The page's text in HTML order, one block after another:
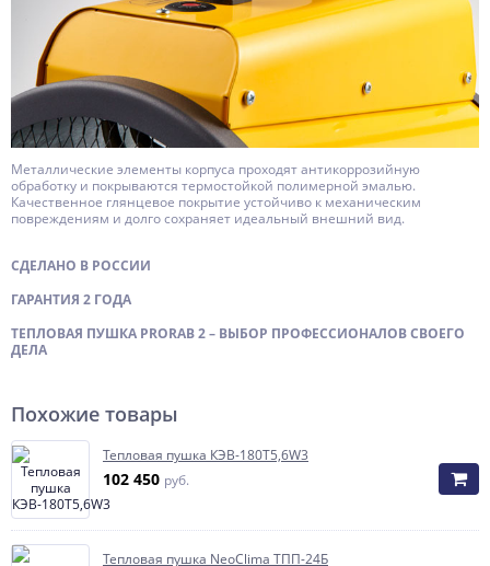
Металлические элементы корпуса проходят антикоррозийную
обработку и покрываются термостойкой полимерной эмалью.
Качественное глянцевое покрытие устойчиво к механическим
повреждениям и долго сохраняет идеальный внешний вид.
СДЕЛАНО В РОССИИ
ГАРАНТИЯ 2 ГОДА
ТЕПЛОВАЯ ПУШКА PRORAB 2 – ВЫБОР ПРОФЕССИОНАЛОВ СВОЕГО
ДЕЛА
Похожие товары
Тепловая пушка КЭВ-180T5,6W3
102 450 руб.
Тепловая пушка NeoClima ТПП-24Б